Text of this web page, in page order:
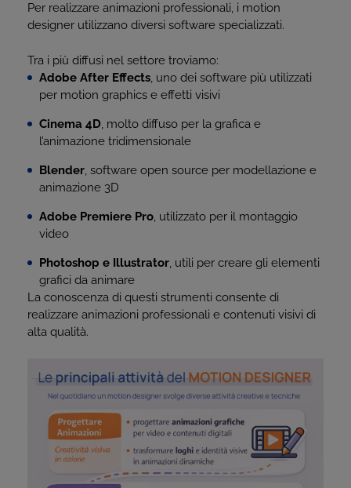
Per realizzare animazioni professionali, i motion
designer utilizzano diversi software specializzati.
Tra i più diffusi nel settore troviamo:
Adobe After Effects, uno dei software più utilizzati
per motion graphics e effetti visivi
Cinema 4D, molto diffuso per la grafica e
l’animazione tridimensionale
Blender, software open source per modellazione e
animazione 3D
Adobe Premiere Pro, utilizzato per il montaggio
video
Photoshop e Illustrator, utili per creare gli elementi
grafici da animare
La conoscenza di questi strumenti consente di
realizzare animazioni professionali e contenuti visivi di
alta qualità.